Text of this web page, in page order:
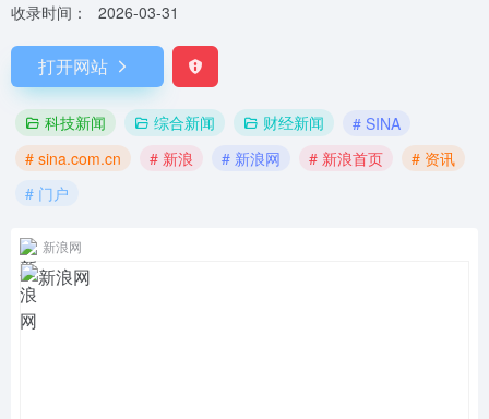
收录时间： 2026-03-31
打开网站
科技新闻 综合新闻 财经新闻
# SINA
# sina.com.cn
# 新浪 # 新浪网 # 新浪首页
# 资讯
# 门户
新浪网